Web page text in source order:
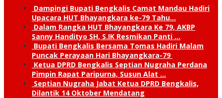
Dampingi Bupati Bengkalis Camat Mandau Hadiri
Upacara HUT Bhayangkara ke-79 Tahu…
Dalam Rangka HUT Bhayangkara Ke 79, AKBP
Sanny Handityo SH, S.IK Resmikan Panti …
Bupati Bengkalis Bersama Tomas Hadiri Malam
Puncak Perayaan Hari Bhayangkara-79
Ketua DPRD Bengkalis Septian Nugraha Perdana
Pimpin Rapat Paripurna, Susun Alat …
Septian Nugraha Jabat Ketua DPRD Bengkalis,
Dilantik 14 Oktober Mendatang